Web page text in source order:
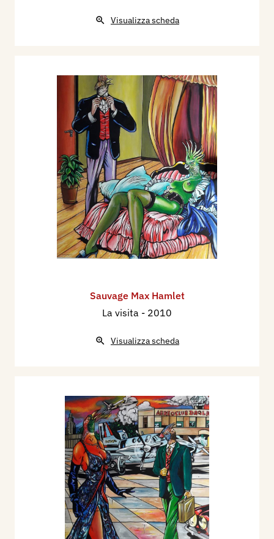
Visualizza scheda
Sauvage Max Hamlet
La visita - 2010
Visualizza scheda